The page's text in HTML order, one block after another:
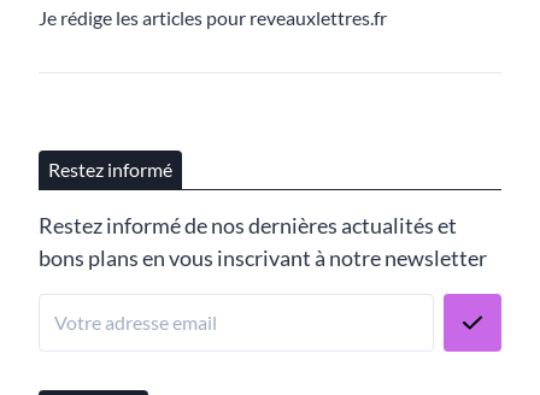
Je rédige les articles pour reveauxlettres.fr
Restez informé
Restez informé de nos dernières actualités et
bons plans en vous inscrivant à notre newsletter